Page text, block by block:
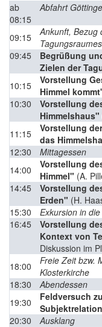
ab
08:15
Abfahrt
09:15
Ankunft, Bezug
Tagungsraumes
09:45
Begrüßung
Zielen der
10:15
Vorstellung
Himmel
10:30
Vorstellung
Himmelshaus"
11:15
Vorstellung
das
12:30
Mittagessen
14:00
Vorstellung
Himmel" (A.
14:45
Vorstellung
Erden" (H.
15:30
Exkursion in
16:45
Vorstellung
Kontext von
Diskussion im
18:00
Freie Zeit bzw.
Klosterkirche
18:30
Abendessen
19:30
Feldversuch
20:30
Ausklang